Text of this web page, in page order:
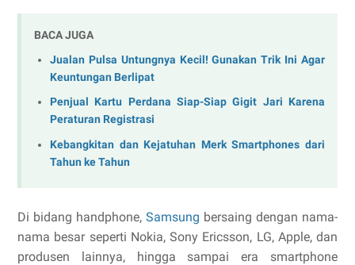
BACA JUGA
Jualan Pulsa Untungnya Kecil! Gunakan Trik Ini Agar
Keuntungan Berlipat
Penjual Kartu Perdana Siap-Siap Gigit Jari Karena
Peraturan Registrasi
Kebangkitan dan Kejatuhan Merk Smartphones dari
Tahun ke Tahun
Di bidang handphone, Samsung bersaing dengan nama-
nama besar seperti Nokia, Sony Ericsson, LG, Apple, dan
produsen lainnya, hingga sampai era smartphone